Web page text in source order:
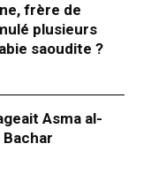
frère de
plusieurs
saoudite ?
Asma al-